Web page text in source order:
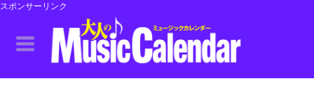
スポンサーリンク